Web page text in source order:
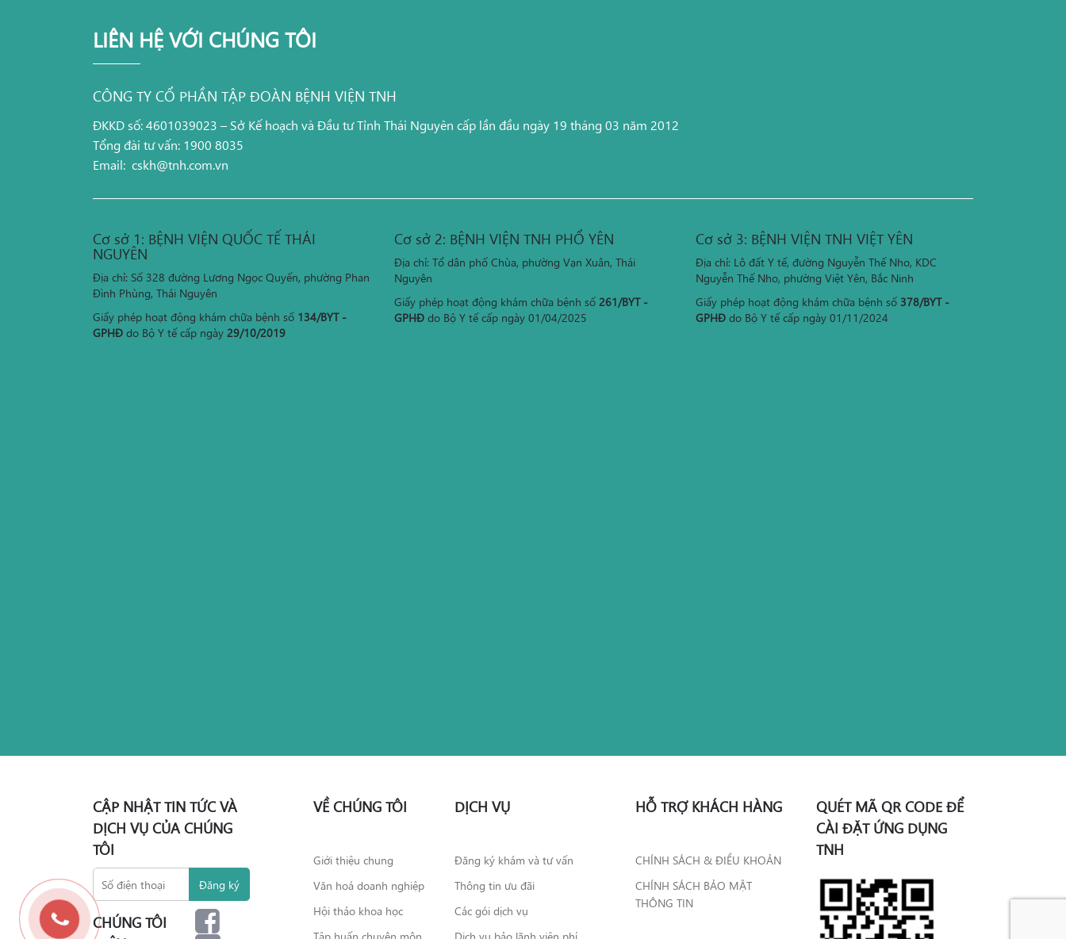
LIÊN HỆ VỚI CHÚNG TÔI
CÔNG TY CỔ PHẦN TẬP ĐOÀN BỆNH VIỆN TNH
ĐKKD số: 4601039023 – Sở Kế hoạch và Đầu tư Tỉnh Thái Nguyên cấp lần đầu ngày 19 tháng 03 năm 2012
Tổng đài tư vấn: 1900 8035
Email: cskh@tnh.com.vn
Cơ sở 1: BỆNH VIỆN QUỐC TẾ THÁI
NGUYÊN
Địa chỉ: Số 328 đường Lương Ngọc Quyến, phường Phan
Đình Phùng, Thái Nguyên
Giấy phép hoạt động khám chữa bệnh số 134/BYT -
GPHĐ do Bộ Y tế cấp ngày 29/10/2019
Cơ sở 2: BỆNH VIỆN TNH PHỔ YÊN
Địa chỉ: Tổ dân phố Chùa, phường Vạn Xuân, Thái
Nguyên
Giấy phép hoạt động khám chữa bệnh số 261/BYT -
GPHĐ do Bộ Y tế cấp ngày 01/04/2025
Cơ sở 3: BỆNH VIỆN TNH VIỆT YÊN
Địa chỉ: Lô đất Y tế, đường Nguyễn Thế Nho, KDC
Nguyễn Thế Nho, phường Việt Yên, Bắc Ninh
Giấy phép hoạt động khám chữa bệnh số 378/BYT -
GPHĐ do Bộ Y tế cấp ngày 01/11/2024
CẬP NHẬT TIN TỨC VÀ
DỊCH VỤ CỦA CHÚNG
TÔI
CHÚNG TÔI
VỀ CHÚNG TÔI
Giới thiệu chung
Văn hoá doanh nghiệp
Hội thảo khoa học
Tập huấn chuyên môn
DỊCH VỤ
Đăng ký khám và tư vấn
Thông tin ưu đãi
Các gói dịch vụ
Dịch vụ bảo lãnh viện phí
HỖ TRỢ KHÁCH HÀNG
CHÍNH SÁCH & ĐIỀU KHOẢN
CHÍNH SÁCH BẢO MẬT
THÔNG TIN
QUÉT MÃ QR CODE ĐỂ
CÀI ĐẶT ỨNG DỤNG
TNH